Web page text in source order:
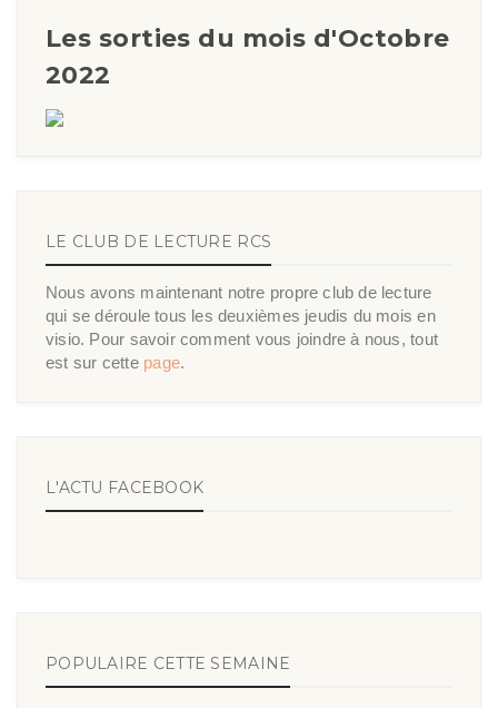
Les sorties du mois d'Octobre
2022
LE CLUB DE LECTURE RCS
Nous avons maintenant notre propre club de lecture
qui se déroule tous les deuxièmes jeudis du mois en
visio. Pour savoir comment vous joindre à nous, tout
est sur cette page.
L'ACTU FACEBOOK
POPULAIRE CETTE SEMAINE